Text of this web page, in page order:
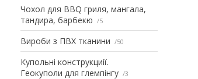
Чохол для BBQ гриля, мангала,
тандира, барбекю
5
Вироби з ПВХ тканини 50
Купольні конструкциії.
Геокуполи для глемпінгу
3